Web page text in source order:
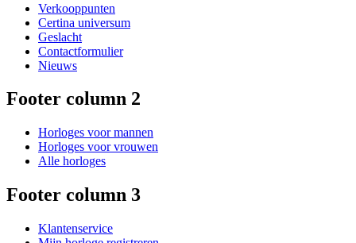
Verkooppunten
Certina universum
Geslacht
Contactformulier
Nieuws
Footer column 2
Horloges voor mannen
Horloges voor vrouwen
Alle horloges
Footer column 3
Klantenservice